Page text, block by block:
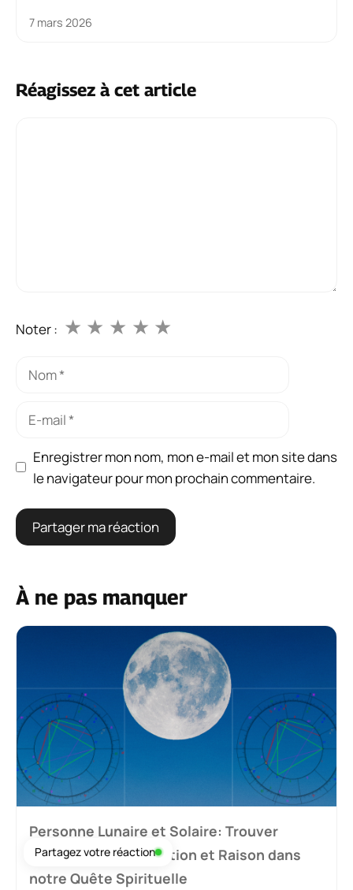
7 mars 2026
Réagissez à cet article
Noter : ★
★
★
★
★
Nom
Enregistrer mon nom, mon e-mail et mon site dans
le navigateur pour mon prochain commentaire.
À ne pas manquer
Personne Lunaire et Solaire: Trouver
l’Équilibre entre Émotion et Raison dans
notre Quête Spirituelle
Partagez votre réaction